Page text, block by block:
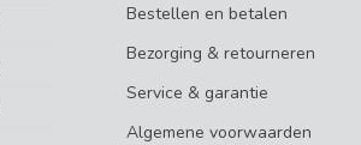
Bestellen en betalen
Bezorging & retourneren
Service & garantie
Algemene voorwaarden